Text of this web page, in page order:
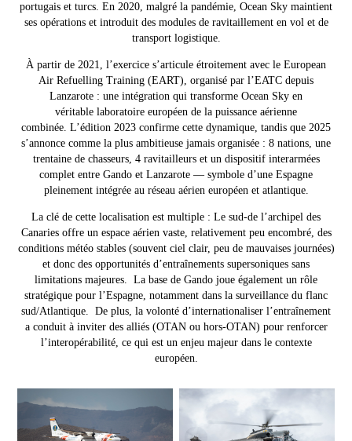
portugais et turcs. En 2020, malgré la pandémie, Ocean Sky maintient
ses opérations et introduit des modules de ravitaillement en vol et de
transport logistique.
À partir de 2021, l’exercice s’articule étroitement avec le European
Air Refuelling Training (EART), organisé par l’EATC depuis
Lanzarote : une intégration qui transforme Ocean Sky en
véritable laboratoire européen de la puissance aérienne
combinée. L’édition 2023 confirme cette dynamique, tandis que 2025
s’annonce comme la plus ambitieuse jamais organisée : 8 nations, une
trentaine de chasseurs, 4 ravitailleurs et un dispositif interarmées
complet entre Gando et Lanzarote — symbole d’une Espagne
pleinement intégrée au réseau aérien européen et atlantique.
La clé de cette localisation est multiple : Le sud-de l’archipel des
Canaries offre un espace aérien vaste, relativement peu encombré, des
conditions météo stables (souvent ciel clair, peu de mauvaises journées)
et donc des opportunités d’entraînements supersoniques sans
limitations majeures. La base de Gando joue également un rôle
stratégique pour l’Espagne, notamment dans la surveillance du flanc
sud/Atlantique. De plus, la volonté d’internationaliser l’entraînement
a conduit à inviter des alliés (OTAN ou hors-OTAN) pour renforcer
l’interopérabilité, ce qui est un enjeu majeur dans le contexte
européen.